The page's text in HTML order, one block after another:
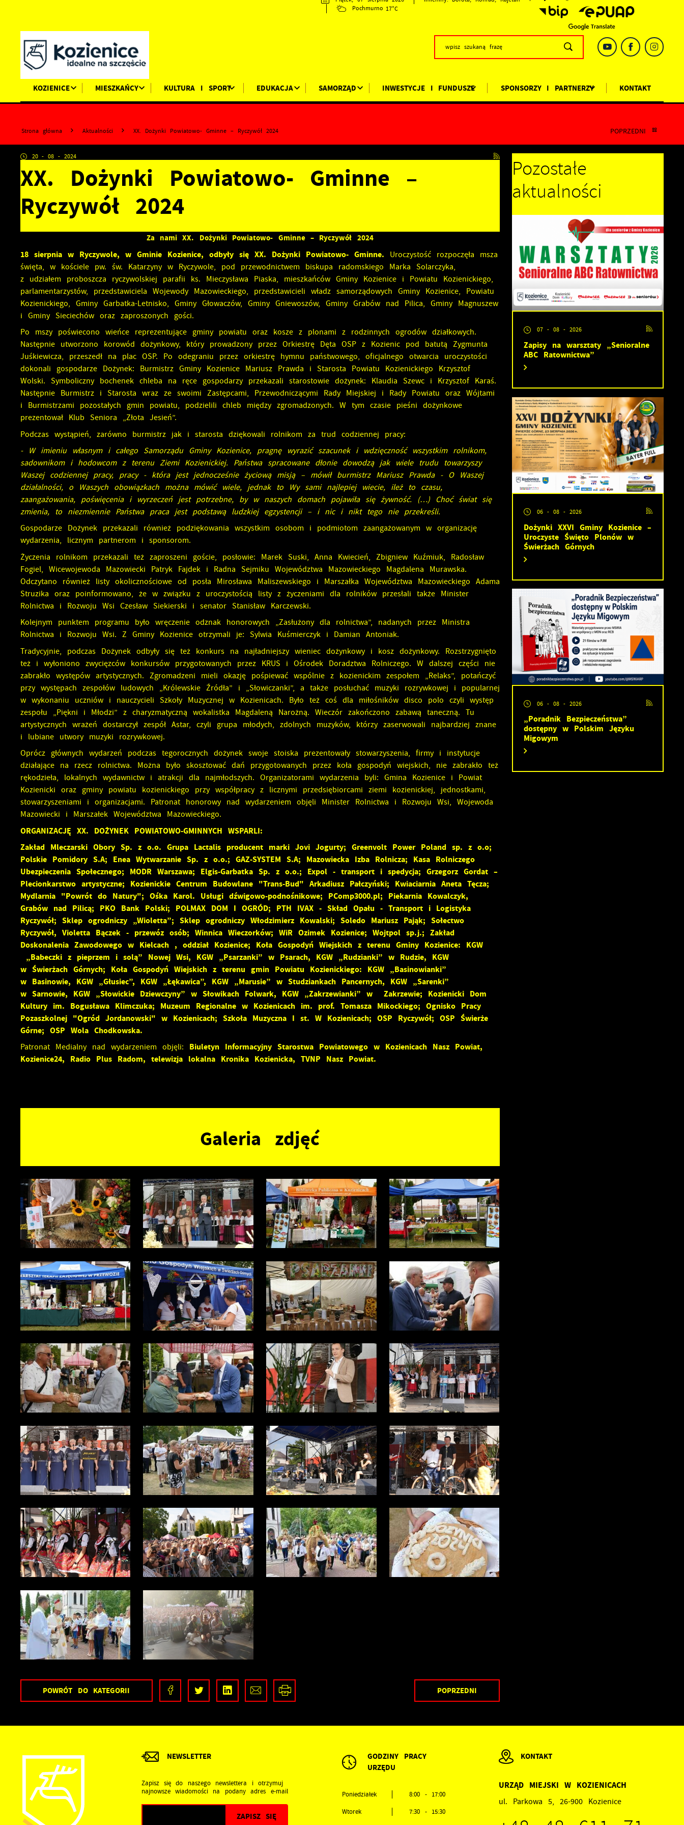
Pochmurno 17°C
KOZIENICE MIESZKAŃCY KULTURA I SPORT EDUKACJA SAMORZĄD INWESTYCJE I FUNDUSZE SPONSORZY I PARTNERZY KONTAKT
Strona główna Aktualności XX. Dożynki Powiatowo- Gminne – Ryczywół 2024 POPRZEDNI
20 - 08 - 2024
XX. Dożynki Powiatowo- Gminne –
Ryczywół 2024
Za nami XX. Dożynki Powiatowo- Gminne – Ryczywół 2024
18 sierpnia w Ryczywole, w Gminie Kozienice, odbyły się XX. Dożynki Powiatowo- Gminne. Uroczystość rozpoczęła msza
święta, w kościele pw. św. Katarzyny w Ryczywole, pod przewodnictwem biskupa radomskiego Marka Solarczyka,
z udziałem proboszcza ryczywolskiej parafii ks. Mieczysława Piaska, mieszkańców Gminy Kozienice i Powiatu Kozienickiego,
parlamentarzystów, przedstawiciela Wojewody Mazowieckiego, przedstawicieli władz samorządowych Gminy Kozienice, Powiatu
Kozienickiego, Gminy Garbatka-Letnisko, Gminy Głowaczów, Gminy Gniewoszów, Gminy Grabów nad Pilica, Gminy Magnuszew
i Gminy Sieciechów oraz zaproszonych gości.
Po mszy poświecono wieńce reprezentujące gminy powiatu oraz kosze z plonami z rodzinnych ogrodów działkowych.
Następnie utworzono korowód dożynkowy, który prowadzony przez Orkiestrę Dęta OSP z Kozienic pod batutą Zygmunta
Juśkiewicza, przeszedł na plac OSP. Po odegraniu przez orkiestrę hymnu państwowego, oficjalnego otwarcia uroczystości
dokonali gospodarze Dożynek: Burmistrz Gminy Kozienice Mariusz Prawda i Starosta Powiatu Kozienickiego Krzysztof
Wolski. Symboliczny bochenek chleba na ręce gospodarzy przekazali starostowie dożynek: Klaudia Szewc i Krzysztof Karaś.
Następnie Burmistrz i Starosta wraz ze swoimi Zastępcami, Przewodniczącymi Rady Miejskiej i Rady Powiatu oraz Wójtami
i Burmistrzami pozostałych gmin powiatu, podzielili chleb między zgromadzonych. W tym czasie pieśni dożynkowe
prezentował Klub Seniora „Złota Jesień”.
Podczas wystąpień, zarówno burmistrz jak i starosta dziękowali rolnikom za trud codziennej pracy:
- W imieniu własnym i całego Samorządu Gminy Kozienice, pragnę wyrazić szacunek i wdzięczność wszystkim rolnikom,
sadownikom i hodowcom z terenu Ziemi Kozienickiej. Państwa spracowane dłonie dowodzą jak wiele trudu towarzyszy
Waszej codziennej pracy, pracy - która jest jednocześnie życiową misją – mówił burmistrz Mariusz Prawda - O Waszej
działalności, o Waszych obowiązkach można mówić wiele, jednak to Wy sami najlepiej wiecie, ileż to czasu,
zaangażowania, poświęcenia i wyrzeczeń jest potrzebne, by w naszych domach pojawiła się żywność. (…) Choć świat się
zmienia, to niezmiennie Państwa praca jest podstawą ludzkiej egzystencji – i nic i nikt tego nie przekreśli.
Gospodarze Dożynek przekazali również podziękowania wszystkim osobom i podmiotom zaangażowanym w organizację
wydarzenia, licznym partnerom i sponsorom.
Życzenia rolnikom przekazali też zaproszeni goście, posłowie: Marek Suski, Anna Kwiecień, Zbigniew Kuźmiuk, Radosław
Fogiel, Wicewojewoda Mazowiecki Patryk Fajdek i Radna Sejmiku Województwa Mazowieckiego Magdalena Murawska.
Odczytano również listy okolicznościowe od posła Mirosława Maliszewskiego i Marszałka Województwa Mazowieckiego Adama
Struzika oraz poinformowano, że w związku z uroczystością listy z życzeniami dla rolników przesłali także Minister
Rolnictwa i Rozwoju Wsi Czesław Siekierski i senator Stanisław Karczewski.
Kolejnym punktem programu było wręczenie odznak honorowych „Zasłużony dla rolnictwa”, nadanych przez Ministra
Rolnictwa i Rozwoju Wsi. Z Gminy Kozienice otrzymali je: Sylwia Kuśmierczyk i Damian Antoniak.
Tradycyjnie, podczas Dożynek odbyły się też konkurs na najładniejszy wieniec dożynkowy i kosz dożynkowy. Rozstrzygnięto
też i wyłoniono zwycięzców konkursów przygotowanych przez KRUS i Ośrodek Doradztwa Rolniczego. W dalszej części nie
zabrakło występów artystycznych. Zgromadzeni mieli okazję pośpiewać wspólnie z kozienickim zespołem „Relaks”, potańczyć
przy występach zespołów ludowych „Królewskie Źródła” i „Słowiczanki”, a także posłuchać muzyki rozrywkowej i popularnej
w wykonaniu uczniów i nauczycieli Szkoły Muzycznej w Kozienicach. Było też coś dla miłośników disco polo czyli występ
zespołu „Piękni i Młodzi” z charyzmatyczną wokalistka Magdaleną Narożną. Wieczór zakończono zabawą taneczną. Tu
artystycznych wrażeń dostarczył zespół Astar, czyli grupa młodych, zdolnych muzyków, którzy zaserwowali najbardziej znane
i lubiane utwory muzyki rozrywkowej.
Oprócz głównych wydarzeń podczas tegorocznych dożynek swoje stoiska prezentowały stowarzyszenia, firmy i instytucje
działające na rzecz rolnictwa. Można było skosztować dań przygotowanych przez koła gospodyń wiejskich, nie zabrakło też
rękodzieła, lokalnych wydawnictw i atrakcji dla najmłodszych. Organizatorami wydarzenia byli: Gmina Kozienice i Powiat
Kozienicki oraz gminy powiatu kozienickiego przy współpracy z licznymi przedsiębiorcami ziemi kozienickiej, jednostkami,
stowarzyszeniami i organizacjami. Patronat honorowy nad wydarzeniem objęli Minister Rolnictwa i Rozwoju Wsi, Wojewoda
Mazowiecki i Marszałek Województwa Mazowieckiego.
ORGANIZACJĘ XX. DOŻYNEK POWIATOWO-GMINNYCH WSPARLI:
Zakład Mleczarski Obory Sp. z o.o. Grupa Lactalis producent marki Jovi Jogurty; Greenvolt Power Poland sp. z o.o;
Polskie Pomidory S.A; Enea Wytwarzanie Sp. z o.o.; GAZ-SYSTEM S.A; Mazowiecka Izba Rolnicza; Kasa Rolniczego
Ubezpieczenia Społecznego; MODR Warszawa; Elgis-Garbatka Sp. z o.o.; Expol - transport i spedycja; Grzegorz Gordat –
Plecionkarstwo artystyczne; Kozienickie Centrum Budowlane "Trans-Bud" Arkadiusz Pałczyński; Kwiaciarnia Aneta Tęcza;
Mydlarnia "Powrót do Natury"; Ośka Karol. Usługi dźwigowo-podnośnikowe; PComp3000.pl; Piekarnia Kowalczyk,
Grabów nad Pilicą; PKO Bank Polski; POLMAX DOM I OGRÓD; PTH IVAX - Skład Opału - Transport i Logistyka
Ryczywół; Sklep ogrodniczy „Wioletta”; Sklep ogrodniczy Włodzimierz Kowalski; Soledo Mariusz Pająk; Sołectwo
Ryczywół, Violetta Bączek - przewóz osób; Winnica Wieczorków; WiR Ozimek Kozienice; Wojtpol sp.j.; Zakład
Doskonalenia Zawodowego w Kielcach , oddział Kozienice; Koła Gospodyń Wiejskich z terenu Gminy Kozienice: KGW
„Babeczki z pieprzem i solą” Nowej Wsi, KGW „Psarzanki” w Psarach, KGW „Rudzianki” w Rudzie, KGW
w Świerżach Górnych; Koła Gospodyń Wiejskich z terenu gmin Powiatu Kozienickiego: KGW „Basinowianki”
w Basinowie, KGW „Głusiec”, KGW „Łękawica”, KGW „Marusie” w Studziankach Pancernych, KGW „Sarenki”
w Sarnowie, KGW „Słowickie Dziewczyny” w Słowikach Folwark, KGW „Zakrzewianki” w Zakrzewie; Kozienicki Dom
Kultury im. Bogusława Klimczuka; Muzeum Regionalne w Kozienicach im. prof. Tomasza Mikockiego; Ognisko Pracy
Pozaszkolnej "Ogród Jordanowski" w Kozienicach; Szkoła Muzyczna I st. W Kozienicach; OSP Ryczywół; OSP Świerże
Górne; OSP Wola Chodkowska.
Patronat Medialny nad wydarzeniem objęli: Biuletyn Informacyjny Starostwa Powiatowego w Kozienicach Nasz Powiat,
Kozienice24, Radio Plus Radom, telewizja lokalna Kronika Kozienicka, TVNP Nasz Powiat.
Galeria zdjęć
POWRÓT DO KATEGORII POPRZEDNI
Pozostałe
aktualności
07 - 08 - 2026
Zapisy na warsztaty „Senioralne
ABC Ratownictwa”
06 - 08 - 2026
Dożynki XXVI Gminy Kozienice –
Uroczyste Święto Plonów w
Świerżach Górnych
06 - 08 - 2026
„Poradnik Bezpieczeństwa”
dostępny w Polskim Języku
Migowym
NEWSLETTER
Zapisz się do naszego newslettera i otrzymuj
najnowsze wiadomości na podany adres e-mail
GODZINY PRACY
URZĘDU
Poniedziałek 8:00 - 17:00
Wtorek 7:30 - 15:30
KONTAKT
URZĄD MIEJSKI W KOZIENICACH
ul. Parkowa 5, 26-900 Kozienice
Ustawienia
Szanujemy Twoją prywatność. Możesz zmienić ustawienia cookies lub zaakceptować
je wszystkie. W dowolnym momencie możesz dokonać zmiany swoich ustawień.
Niezbędne pliki cookies służą do prawidłowego funkcjonowania strony internetowej
i umożliwiają Ci komfortowe korzystanie z oferowanych przez nas usług.
Pliki cookies odpowiadają na podejmowane przez Ciebie działania w celu m.in.
funkcjonalności czy prezentowanych treści.
Dzięki tym plikom cookies możemy zapewnić Ci większy komfort korzystania z
funkcjonalności naszej strony poprzez dopasowanie jej do Twoich indywidualnych
gwarantuje dostępność większej ilości funkcji na stronie.
Więcej
Analityczne
Analityczne pliki cookies pomagają nam rozwijać się i dostosowywać do Twoich
potrzeb.
Cookies analityczne pozwalają na uzyskanie informacji w zakresie wykorzystywania
witryny internetowej, miejsca oraz częstotliwości, z jaką odwiedzane są nasze
serwisy www. Dane pozwalają nam na ocenę naszych serwisów internetowych pod
względem ich popularności wśród użytkowników. Zgromadzone informacje są
przetwarzane w formie zanonimizowanej. Wyrażenie zgody na analityczne pliki
Więcej
Dzięki reklamowym plikom cookies prezentujemy Ci najciekawsze informacje i
aktualności na stronach naszych partnerów.
Promocyjne pliki cookies służą do prezentowania Ci naszych komunikatów na
podstawie analizy Twoich upodobań oraz Twoich zwyczajów dotyczących
przeglądanej witryny internetowej. Treści promocyjne mogą pojawić się na stronach
podmiotów trzecich lub firm będących naszymi partnerami oraz innych dostawców
usług. Firmy te działają w charakterze pośredników prezentujących nasze treści w
postaci wiadomości, ofert, komunikatów mediów społecznościowych.
Więcej
ZEZWÓL NA WSZYSTKIE